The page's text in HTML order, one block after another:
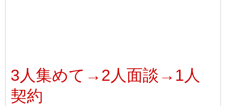
3人集めて→2人面談→1人
契約